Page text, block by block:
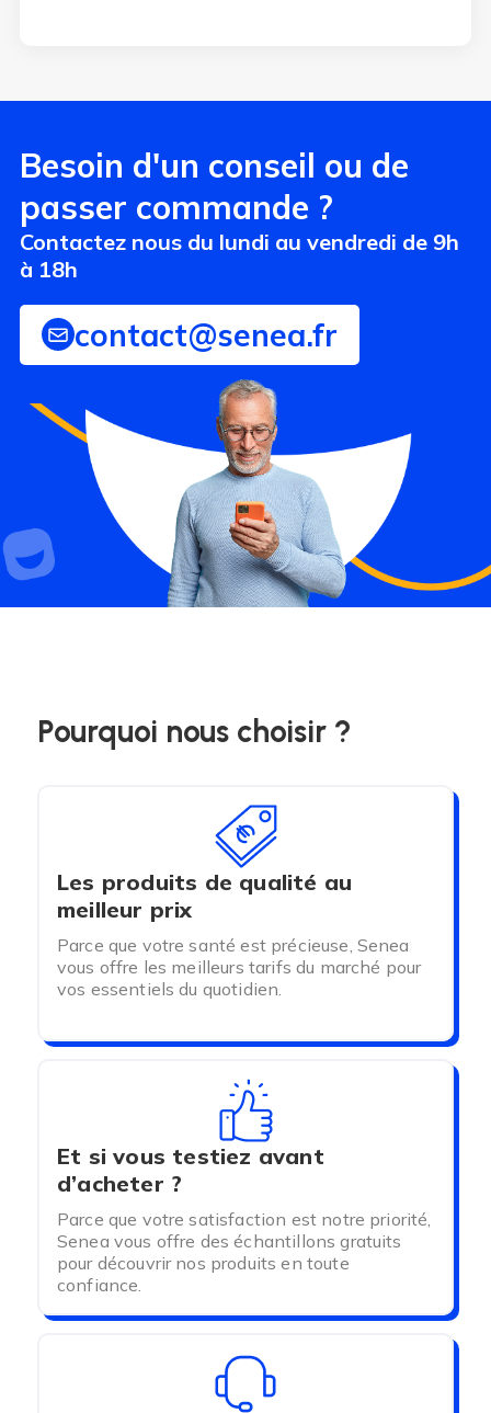
Besoin d'un conseil ou de
passer commande ?
Contactez nous du lundi au vendredi de 9h
à 18h
contact@senea.fr
Pourquoi nous choisir ?
Les produits de qualité au
meilleur prix
Parce que votre santé est précieuse, Senea
vous offre les meilleurs tarifs du marché pour
vos essentiels du quotidien.
Et si vous testiez avant
d’acheter ?
Parce que votre satisfaction est notre priorité,
Senea vous offre des échantillons gratuits
pour découvrir nos produits en toute
confiance.